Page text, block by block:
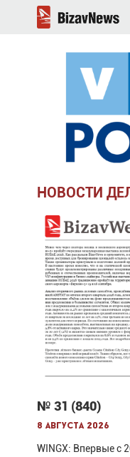
НОВОСТИ
№ 31 (840)
8 августа 2026
WINGX: Впервые с